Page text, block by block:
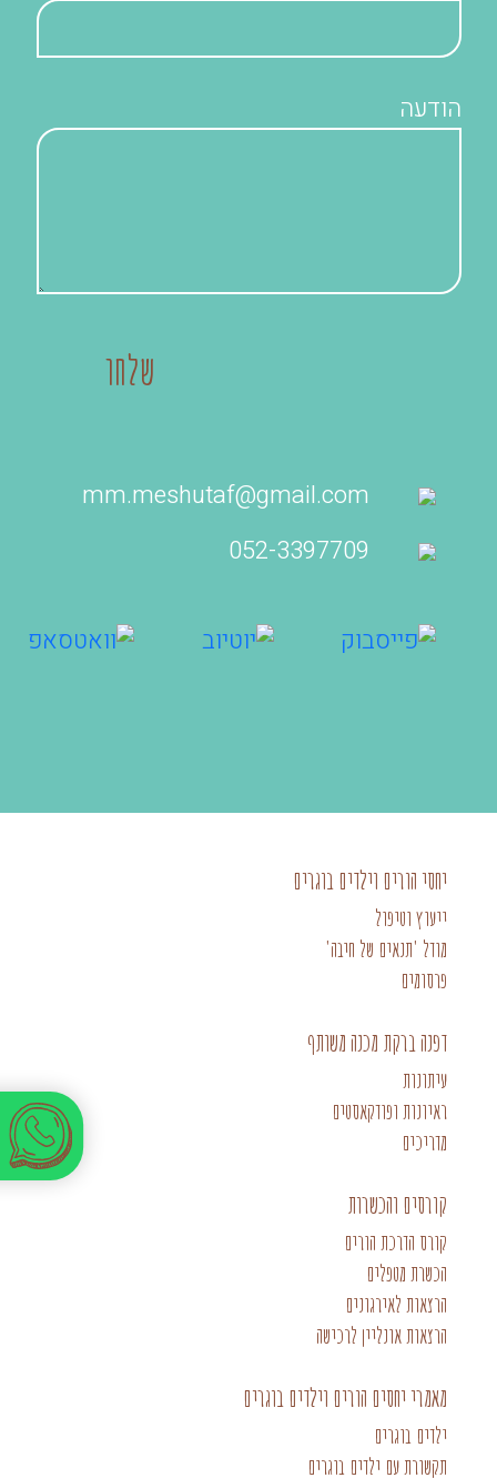
הודעה
mm.meshutaf@gmail.com
052-3397709‬
יחסי הורים וילדים בוגרים
ייעוץ וטיפול
מודל 'תנאים של חיבה'
פרסומים
דפנה ברקת מכנה משותף
עיתונות
ראיונות ופודקאסטים
מדריכים
קורסים והכשרות
קורס הדרכת הורים
הכשרת מטפלים
הרצאות לאירגונים
הרצאות אונליין לרכישה
מאמרי יחסים הורים וילדים בוגרים
ילדים בוגרים
תקשורת עם ילדים בוגרים